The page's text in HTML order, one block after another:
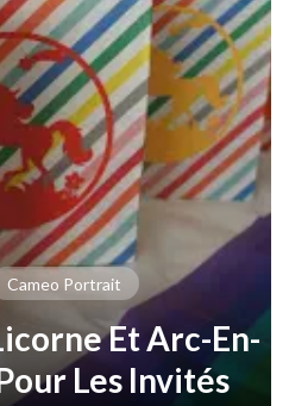
Cameo Portrait
Et Arc-En-
Les Invités